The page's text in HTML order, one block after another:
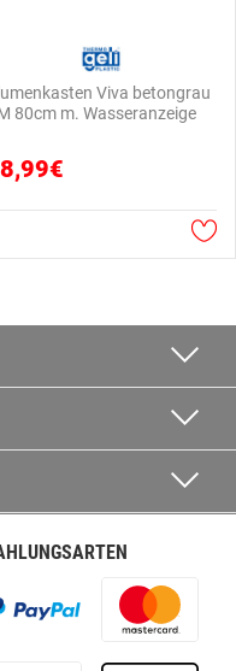
Viva betongrau
80cm m. Wasseranzeige